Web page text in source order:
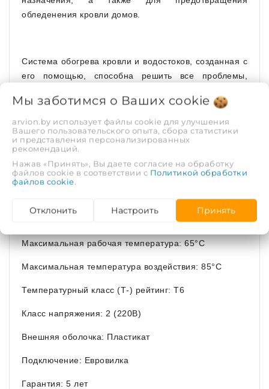
обледенения кровли домов.
Система обогрева кровли и водостоков, созданная с
его помощью, способна решить все проблемы,
Характеристики от производителя
Медный провод: 18 скрученных токоведущих жил
Экранированный (луженая медная оплетка-
заземление):
Номинальная мощность на выходе:
16 Вт/пог.м при
Максимальная рабочая температура: 65°C
Максимальная температура воздействия: 85°C
Температурный класс (Т-) рейтинг: T6
Класс напряжения: 2 (220В)
Внешняя оболочка: Пластикат
Подключение: Евровилка
Гарантия: 5 лет
Мы заботимся о Ваших cookie
arvion.by использует файлы cookie для улучшения
Вашего пользовательского опыта, сбора статистики
и представления персонализированных
рекомендаций.
Нажав «Принять», Вы даете согласие на обработку
файлов cookie в соответствии с Политикой обработки
файлов cookie
Отклонить Настроить Принять